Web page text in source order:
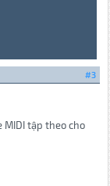
#3
MIDI tập theo cho